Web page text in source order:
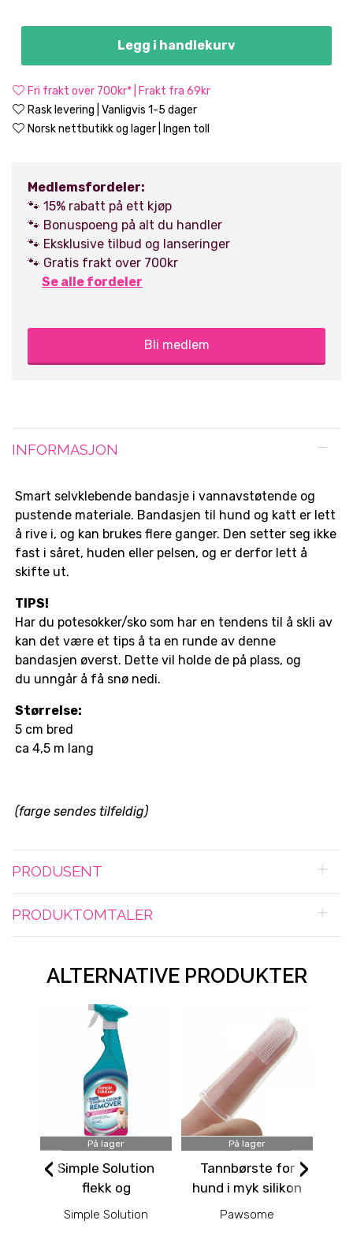
Legg i handlekurv
Fri frakt over 700kr* | Frakt fra 69kr
Rask levering | Vanligvis 1-5 dager
Norsk nettbutikk og lager | Ingen toll
Medlemsfordeler:
🐾 15% rabatt på ett kjøp
🐾 Bonuspoeng på alt du handler
🐾 Eksklusive tilbud og lanseringer
🐾 Gratis frakt over 700kr
Se alle fordeler
Bli medlem
INFORMASJON
Smart selvklebende bandasje i vannavstøtende og
pustende materiale. Bandasjen til hund og katt er lett
å rive i, og kan brukes flere ganger. Den setter seg ikke
fast i såret, huden eller pelsen, og er derfor lett å
skifte ut.
TIPS!
Har du potesokker/sko som har en tendens til å skli av
kan det være et tips å ta en runde av denne
bandasjen øverst. Dette vil holde de på plass, og
du unngår å få snø nedi.
Størrelse:
5 cm bred
ca 4,5 m lang
(farge sendes tilfeldig)
PRODUSENT
PRODUKTOMTALER
ALTERNATIVE PRODUKTER
På lager
Simple Solution
flekk og
luktfjerner 750ml
Simple Solution
På lager
Tannbørste for
hund i myk silikon
Pawsome
‹ ›